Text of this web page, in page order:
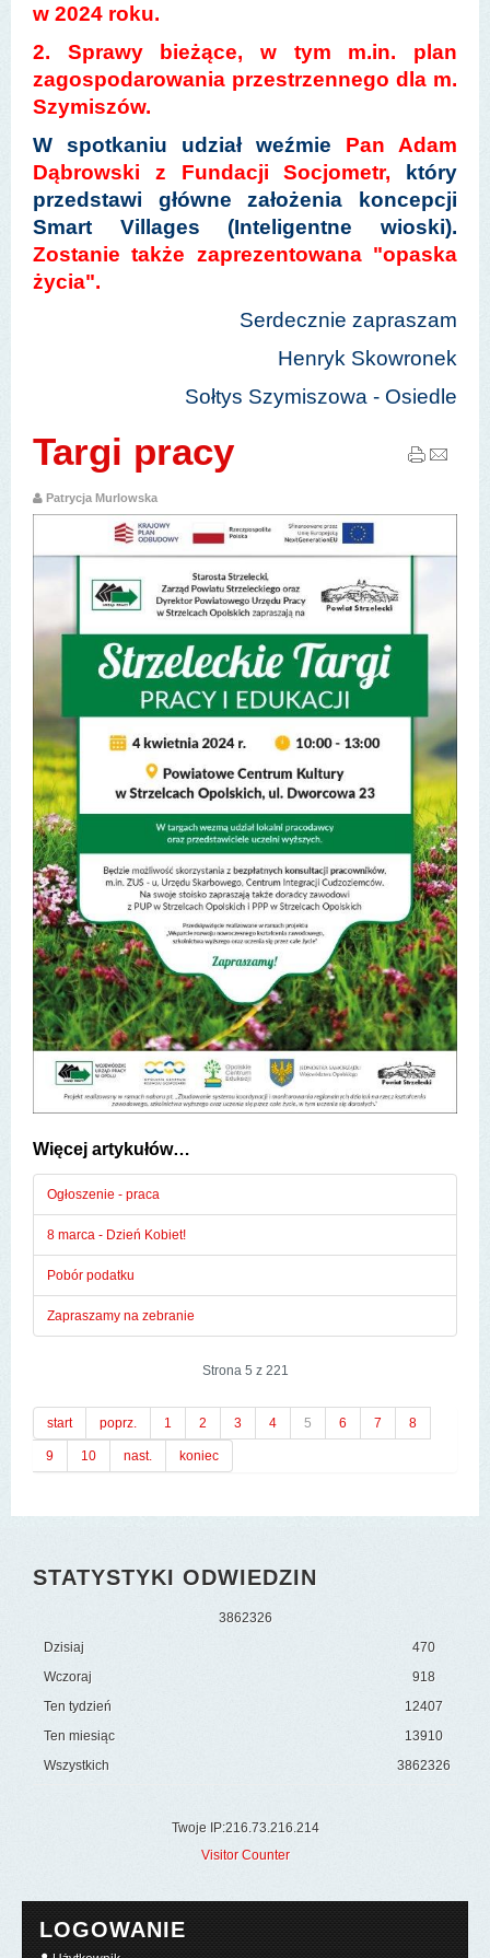
w 2024 roku.
2. Sprawy bieżące, w tym m.in. plan
zagospodarowania przestrzennego dla m.
Szymiszów.
W spotkaniu udział weźmie
Pan Adam
Dąbrowski z Fundacji Socjometr,
który
przedstawi główne założenia koncepcji
Smart Villages (Inteligentne wioski).
Zostanie także zaprezentowana "opaska
życia".
Serdecznie zapraszam
Henryk Skowronek
Sołtys Szymiszowa - Osiedle
Targi pracy
Patrycja Murlowska
Więcej artykułów…
Ogłoszenie - praca
8 marca - Dzień Kobiet!
Pobór podatku
Zapraszamy na zebranie
Strona 5 z 221
start poprz. 1 2 3 4 5 6 7 8
9 10 nast. koniec
STATYSTYKI ODWIEDZIN
3862326
Dzisiaj
Wczoraj
Ten tydzień
Ten miesiąc
Wszystkich
470
918
12407
13910
3862326
Twoje IP:216.73.216.214
Visitor Counter
LOGOWANIE